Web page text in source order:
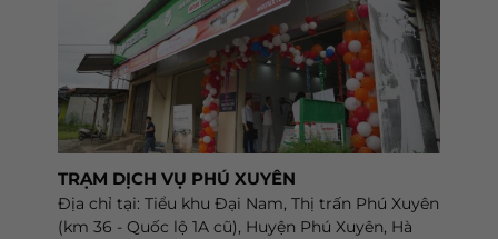
TRẠM DỊCH VỤ PHÚ XUYÊN
Địa chỉ tại: Tiểu khu Đại Nam, Thị trấn Phú Xuyên
(km 36 - Quốc lộ 1A cũ), Huyện Phú Xuyên, Hà